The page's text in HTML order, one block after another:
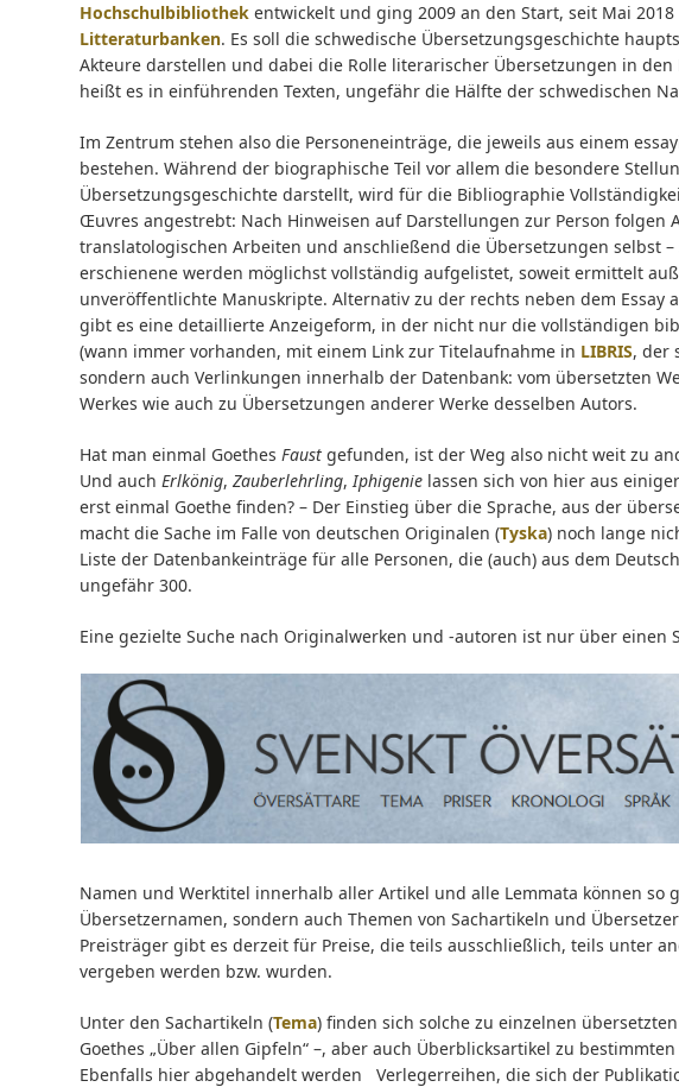
Hochschulbibliothek entwickelt und ging 2009 an den Start, seit Mai
Litteraturbanken. Es soll die schwedische Übersetzungsgeschichte
Akteure darstellen und dabei die Rolle literarischer Übersetzungen in
heißt es in einführenden Texten, ungefähr die Hälfte der schwedischen
Im Zentrum stehen also die Personeneinträge, die jeweils aus einem
bestehen. Während der biographische Teil vor allem die besondere
Übersetzungsgeschichte darstellt, wird für die Bibliographie
Œuvres angestrebt: Nach Hinweisen auf Darstellungen zur Person folgen
translatologischen Arbeiten und anschließend die Übersetzungen selbst
erschienene werden möglichst vollständig aufgelistet, soweit ermittelt
unveröffentlichte Manuskripte. Alternativ zu der rechts neben dem
gibt es eine detaillierte Anzeigeform, in der nicht nur die vollständigen
(wann immer vorhanden, mit einem Link zur Titelaufnahme in LIBRIS, der
sondern auch Verlinkungen innerhalb der Datenbank: vom übersetzten
Werkes wie auch zu Übersetzungen anderer Werke desselben Autors.
Hat man einmal Goethes Faust gefunden, ist der Weg also nicht weit zu
Und auch Erlkönig, Zauberlehrling,Iphigenie lassen sich von hier aus
erst einmal Goethe finden? – Der Einstieg über die Sprache, aus der
macht die Sache im Falle von deutschen Originalen (Tyska) noch lange
Liste der Datenbankeinträge für alle Personen, die (auch) aus dem
ungefähr 300.
Eine gezielte Suche nach Originalwerken und -autoren ist nur über einen
Namen und Werktitel innerhalb aller Artikel und alle Lemmata können so
Übersetzernamen, sondern auch Themen von Sachartikeln und
Preisträger gibt es derzeit für Preise, die teils ausschließlich, teils unter
vergeben werden bzw. wurden.
Unter den Sachartikeln (Tema) finden sich solche zu einzelnen
Goethes „Über allen Gipfeln“ –, aber auch Überblicksartikel zu
Ebenfalls hier abgehandelt werden Verlegerreihen, die sich der